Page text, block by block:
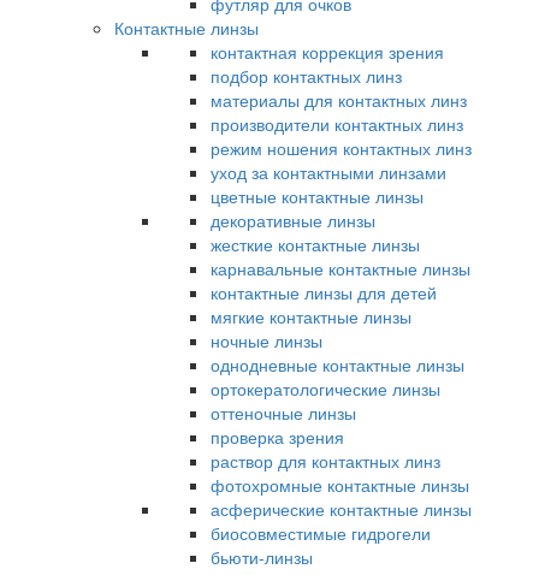
Контактные линзы
контактная коррекция зрения
подбор контактных линз
материалы для контактных линз
производители контактных линз
режим ношения контактных линз
уход за контактными линзами
цветные контактные линзы
декоративные линзы
жесткие контактные линзы
карнавальные контактные линзы
контактные линзы для детей
мягкие контактные линзы
ночные линзы
однодневные контактные линзы
ортокератологические линзы
оттеночные линзы
проверка зрения
раствор для контактных линз
фотохромные контактные линзы
асферические контактные линзы
биосовместимые гидрогели
бьюти-линзы